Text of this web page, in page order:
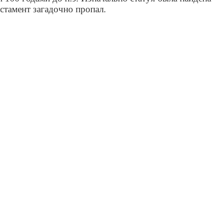
загадочно пропал.